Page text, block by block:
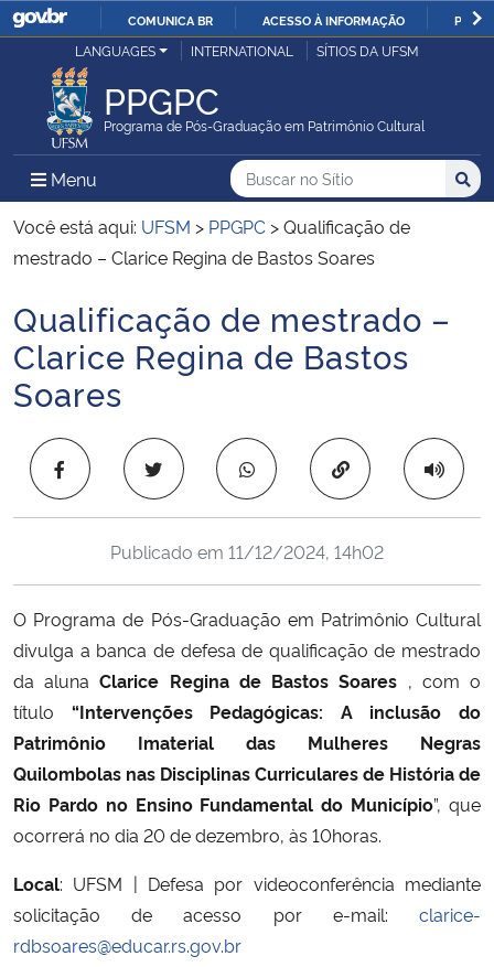
IR
COMUNICA BR ACESSO À INFORMAÇÃO
Ministério da Justiça e Segurança Pública
Ministério da Defesa
Ministério das Relações Exteriores
Ministério da Infraestrutura
Ministério da Agricultura, Pecuária e Abastecimento
Ministério da Educação
Ministério de Minas e Energia
Ministério da Ciência, Tecnologia, Inovações e Comunicações
Ministério do Meio Ambiente
Ministério do Turismo
Controladoria-Geral da União
LANGUAGES INTERNATIONAL SÍTIOS DA UFSM
PPGPC
Programa de Pós-Graduação em Patrimônio Cultural
Menu Menu Principal do Sítio
Busca
Buscar no no Sítio
Busca:
Você está aqui: UFSM > PPGPC >Qualificação de
mestrado – Clarice Regina de Bastos Soares
Início do conteúdo
Qualificação de mestrado –
Clarice Regina de Bastos
Soares
Copiar para área
Publicado em 11/12/2024, 14h02
O Programa de Pós-Graduação em Patrimônio Cultural
divulga a banca de defesa de qualificação de mestrado
da alunaClarice Regina de Bastos Soares , com o
título “Intervenções Pedagógicas: A inclusão do
Patrimônio Imaterial das Mulheres Negras
Quilombolas nas Disciplinas Curriculares de História de
Rio Pardo no Ensino Fundamental do Município”, que
ocorrerá no dia 20 de dezembro, às 10horas.
Local: UFSM | Defesa por videoconferência mediante
solicitação de acesso por e-mail: clarice-
rdbsoares@educar.rs.gov.br